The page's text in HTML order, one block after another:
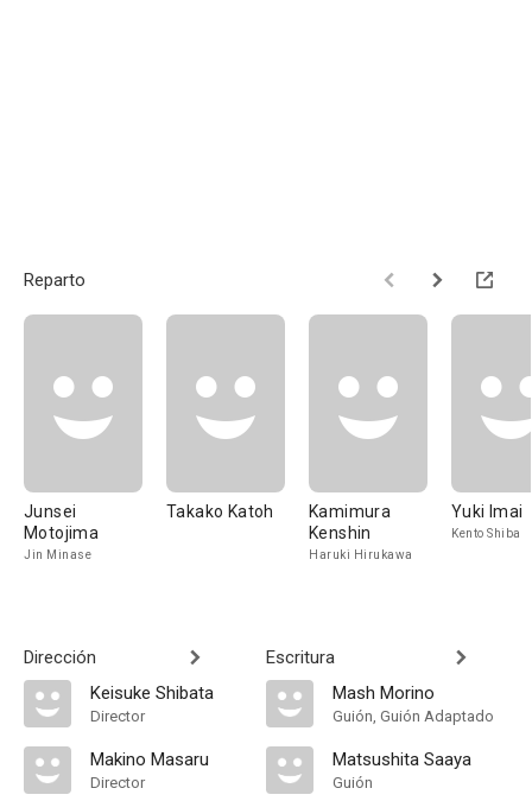
Reparto
Junsei
Motojima
Jin Minase
Takako Katoh
Kamimura
Kenshin
Haruki Hirukawa
Yuki Imai
Kento Shiba
Dirección
Keisuke Shibata
Director
Makino Masaru
Director
Escritura
Mash Morino
Guión, Guión Adaptado
Matsushita Saaya
Guión